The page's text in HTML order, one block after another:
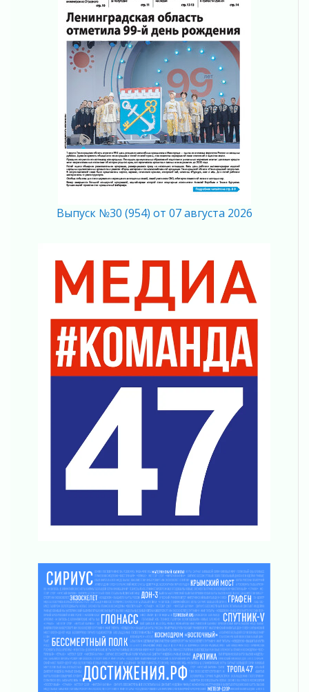
Полумрак бьёт по карману
04 августа 2026
Вниманию автомобилистов!
04 августа 2026
Память, сталь и музыка
Регион готовится к выборам
04 августа 2026
Никакого принуждения, только письменное
согласие
04 августа 2026
Без риска для здоровья и кошелька
Важная информация
Что делать со сбережениями
04 августа 2026
Награды нашли строителей
03 августа 2026
Ленобласть повышает производительность
труда в ЖКХ
03 августа 2026
Поддержка волонтерских объединений
Ладожский мост полностью закроют на два
03 августа 2026
Музеи Ленобласти обновляют пространства
03 августа 2026
Часть медиков в Ленобласти сможет
рассчитывать на доплату от региона
За сутки в Ленинградской области
ликвидировали 10 пожаров
03 августа 2026
Клюква наливается, но в корзинку пока не
просится
03 августа 2026
Строительные компании Ленобласти
подняли зарплаты почти на 40% за год
03 августа 2026
Выпуск №30 (954) от 07 августа 2026